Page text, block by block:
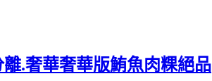
離.奢華奢華版鮪魚肉粿絕品